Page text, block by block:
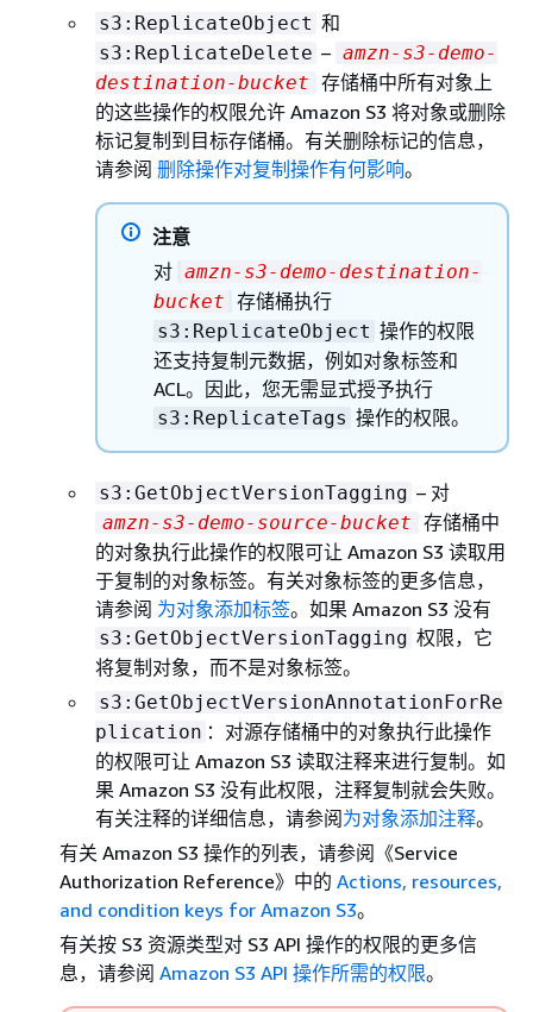
s3:ReplicateObject 和
s3:ReplicateDelete – amzn-s3-demo-
destination-bucket 存储桶中所有对象上
的这些操作的权限允许 Amazon S3 将对象或删除
标记复制到目标存储桶。有关删除标记的信息，
请参阅 删除操作对复制操作有何影响。
注意
对 amzn-s3-demo-destination-
bucket 存储桶执行
s3:ReplicateObject 操作的权限
还支持复制元数据，例如对象标签和
ACL。因此，您无需显式授予执行
s3:ReplicateTags 操作的权限。
s3:GetObjectVersionTagging – 对
amzn-s3-demo-source-bucket 存储桶中
的对象执行此操作的权限可让 Amazon S3 读取用
于复制的对象标签。有关对象标签的更多信息，
请参阅 为对象添加标签。如果 Amazon S3 没有
s3:GetObjectVersionTagging 权限，它
将复制对象，而不是对象标签。
s3:GetObjectVersionAnnotationForRe
plication ：对源存储桶中的对象执行此操作
的权限可让 Amazon S3 读取注释来进行复制。如
果 Amazon S3 没有此权限，注释复制就会失败。
有关注释的详细信息，请参阅为对象添加注释。
有关 Amazon S3 操作的列表，请参阅《Service
Authorization Reference》 中的 Actions, resources,
and condition keys for Amazon S3。
有关按 S3 资源类型对 S3 API 操作的权限的更多信
息，请参阅 Amazon S3 API 操作所需的权限。